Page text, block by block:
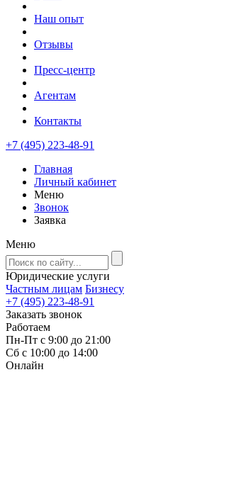
Наш опыт
Отзывы
Пресс-центр
Агентам
Контакты
+7 (495) 223-48-91
Главная
Личный кабинет
Меню
Звонок
Заявка
Меню
Юридические услуги
Частным лицам Бизнесу
+7 (495) 223-48-91
Заказать звонок
Работаем
Пн-Пт с 9:00 до 21:00
Сб с 10:00 до 14:00
Онлайн